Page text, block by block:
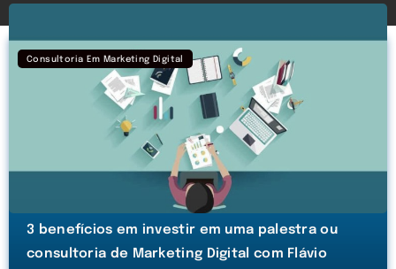
Consultoria Em Marketing Digital
3 benefícios em investir em uma palestra ou
consultoria de Marketing Digital com Flávio